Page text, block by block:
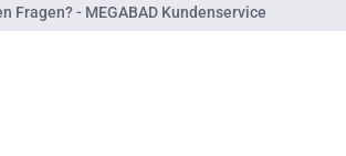
Fragen? - MEGABAD Kundenservice